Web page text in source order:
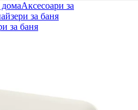
домаАксесоари за
за баня
за баня